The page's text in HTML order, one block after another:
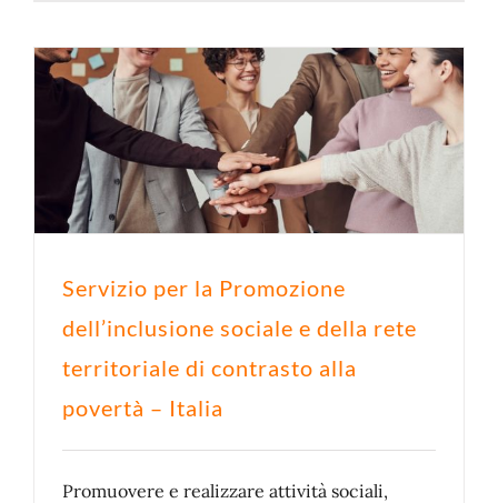
Servizio per la Promozione
dell’inclusione sociale e della rete
territoriale di contrasto alla
povertà – Italia
Promuovere e realizzare attività sociali,